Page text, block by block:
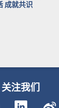
成就共识
关注我们